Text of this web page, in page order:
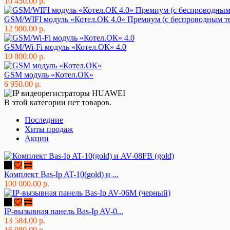
GSM/WIFI модуль «Котел.ОК 4.0» Премиум (с беспроводным
12 900.00 р.
GSM/Wi-Fi модуль «Котел.ОК» 4.0
10 800.00 р.
GSM модуль «Котел.ОК»
6 950.00 р.
В этой категории нет товаров.
Последние
Хиты продаж
Акции
Комплект Bas-Ip AT-10(gold) и ...
100 000.00 р.
IP-вызывная панель Bas-Ip AV-0...
13 584.00 р.